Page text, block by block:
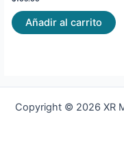
Añadir al carrito
Copyright © 2026 XR